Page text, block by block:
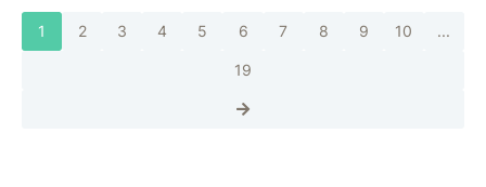
1 2 3 4 5 6 7 8 9 10 ...
19